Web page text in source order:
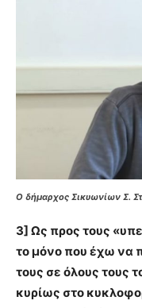
Ο δήμαρχος Σικυωνίων Σ.
3] Ως προς τους
το μόνο που έχω να
τους σε όλους τους
κυρίως στο